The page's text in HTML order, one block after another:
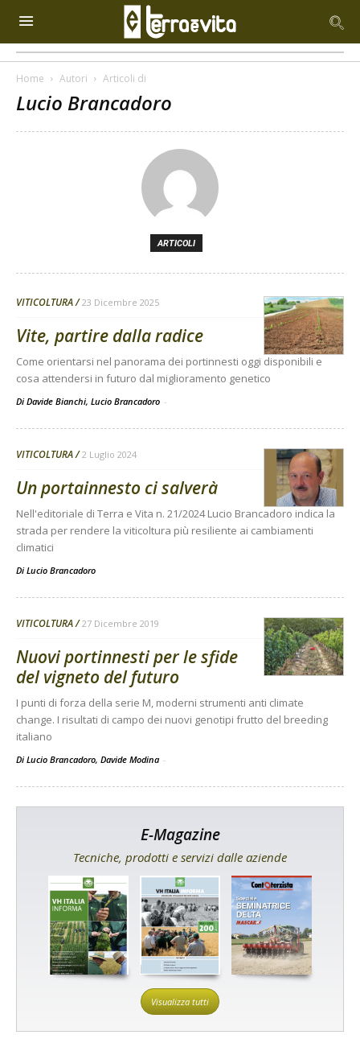
Home Autori Articoli di
Lucio Brancadoro
ARTICOLI
VITICOLTURA 23 Dicembre 2025
Vite, partire dalla radice
Come orientarsi nel panorama dei portinnesti oggi disponibili e
cosa attendersi in futuro dal miglioramento genetico
Di Davide Bianchi, Lucio Brancadoro -
VITICOLTURA 2 Luglio 2024
Un portainnesto ci salverà
Nell'editoriale di Terra e Vita n. 21/2024 Lucio Brancadoro indica la
strada per rendere la viticoltura più resiliente ai cambiamenti
climatici
Di Lucio Brancadoro
VITICOLTURA 27 Dicembre 2019
Nuovi portinnesti per le sfide
del vigneto del futuro
I punti di forza della serie M, moderni strumenti anti climate
change. I risultati di campo dei nuovi genotipi frutto del breeding
italiano
Di Lucio Brancadoro, Davide Modina -
E-Magazine
Tecniche, prodotti e servizi dalle aziende
Visualizza tutti